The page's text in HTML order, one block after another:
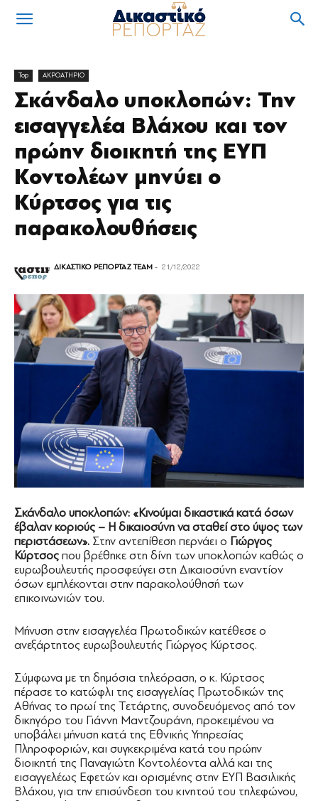
Top ΑΚΡΟΑΤΗΡΙΟ
Σκάνδαλο υποκλοπών: Την
εισαγγελέα Βλάχου και τον
πρώην διοικητή της ΕΥΠ
Κοντολέων μηνύει ο
Κύρτσος για τις
παρακολουθήσεις
ΔΙΚΑΣΤΙΚΟ ΡΕΠΟΡΤΑΖ TEAM - 21/12/2022
Σκάνδαλο υποκλοπών: «Κινούμαι δικαστικά κατά όσων
έβαλαν κοριούς – Η δικαιοσύνη να σταθεί στο ύψος των
περιστάσεων». Στην αντεπίθεση περνάει ο Γιώργος
Κύρτσος που βρέθηκε στη δίνη των υποκλοπών καθώς ο
ευρωβουλευτής προσφεύγει στη Δικαιοσύνη εναντίον
όσων εμπλέκονται στην παρακολούθησή των
επικοινωνιών του.
Μήνυση στην εισαγγελέα Πρωτοδικών κατέθεσε ο
ανεξάρτητος ευρωβουλευτής Γιώργος Κύρτσος.
Σύμφωνα με τη δημόσια τηλεόραση, ο κ. Κύρτσος
πέρασε το κατώφλι της εισαγγελίας Πρωτοδικών της
Αθήνας το πρωί της Τετάρτης, συνοδευόμενος από τον
δικηγόρο του Γιάννη Μαντζουράνη, προκειμένου να
υποβάλει μήνυση κατά της Εθνικής Υπηρεσίας
Πληροφοριών, και συγκεκριμένα κατά του πρώην
διοικητή της Παναγιώτη Κοντολέοντα αλλά και της
εισαγγελέως Εφετών και ορισμένης στην ΕΥΠ Βασιλικής
Βλάχου, για την επισύνδεση του κινητού του τηλεφώνου,